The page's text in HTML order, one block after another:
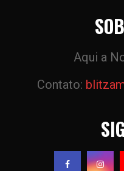
Aqui a
Contato: